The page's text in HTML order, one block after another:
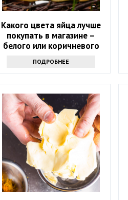
Какого цвета яйца лучше
покупать в магазине –
белого или коричневого
ПОДРОБНЕЕ